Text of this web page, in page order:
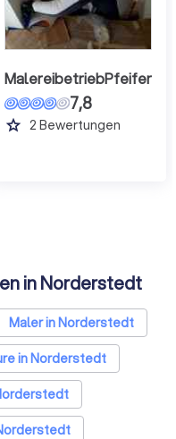
MalereibetriebPfeifer
7,8
grade 2 Bewertungen
in Norderstedt
Maler in Norderstedt
in Norderstedt